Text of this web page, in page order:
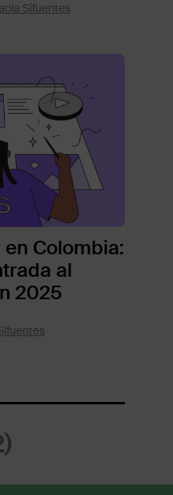
Sifuentes
Colombia:
al
2025